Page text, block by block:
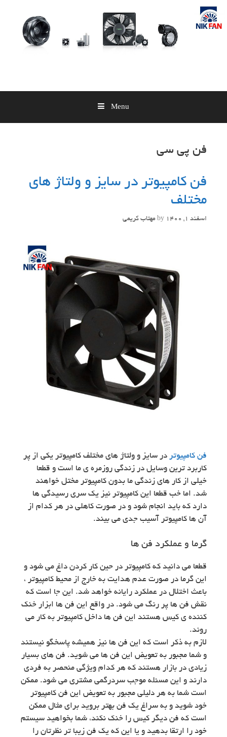
Skip
content
Menu
فن پی سی
فن کامپیوتر در سایز و ولتاژ های
مختلف
اسفند 1, 1400 by مهتاب کریمی
فن کامپیوتر در سایز و ولتاژ های مختلف کامپیوتر یکی از پر
کاربرد ترین وسایل در زندگی روزمره ی ما است و قطعا
خیلی از کار های زندگی ما بدون کامپیوتر مختل خواهند
شد. اما خب قطعا این کامپیوتر نیز یک سری رسیدگی ها
دارد که باید انجام شود و در صورت کاهلی در هر کدام از
آن ها کامپیوتر آسیب جدی می بیند.
گرما و عملکرد فن ها
قطعا می دانید که کامپیوتر در حین کار کردن داغ می شود و
این گرما در صورت عدم هدایت به خارج از محیط کامپیوتر ،
باعث اختلال در عملکرد رایانه خواهد شد. این جا است که
نقش فن ها پر رنگ می شود. در واقع این فن ها ابزار خنک
کننده ی کیس هستند این فن ها داخل کامپیوتر به کار می
روند.
لازم به ذکر است که این فن ها نیز همیشه پاسخگو نیستند
و شما مجبور به تعویض این فن ها می شوید. فن های بسیار
زیادی در بازار هستند که هر کدام ویژگی منحصر به فردی
دارند و این مسئله موجب سردرگمی مشتری می شود. ممکن
است شما به هر دلیلی مجبور به تعویض این فن کامپیوتر
خود شوید و به سراغ یک فن بهتر بروید برای مثال ممکن
است که فن دیگر کیس را خنک نکند، شما بخواهید سیستم
خود را ارتقا بدهید و یا این که یک فن زیبا تر نظرتان را